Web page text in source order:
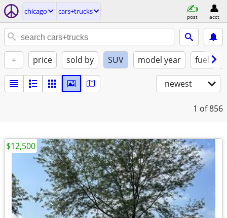
chicago cars+trucks
post acct
+ price sold by SUV model year fuel
newest
1 of 856
$12,500